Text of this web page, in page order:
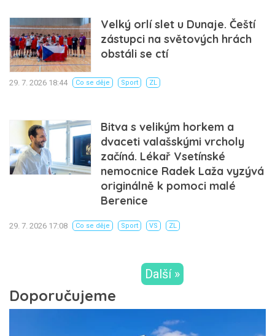
Velký orlí slet u Dunaje. Čeští
zástupci na světových hrách
obstáli se ctí
29. 7. 2026 18:44 Co se děje Sport ZL
Bitva s velikým horkem a
dvaceti valašskými vrcholy
začíná. Lékař Vsetínské
nemocnice Radek Laža vyzývá
originálně k pomoci malé
Berenice
29. 7. 2026 17:08 Co se děje Sport VS ZL
Další »